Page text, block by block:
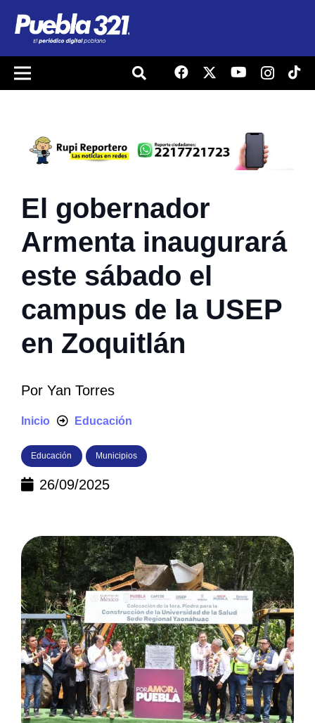
El gobernador
Armenta inaugurará
este sábado el
campus de la USEP
en Zoquitlán
Por Yan Torres
Inicio Educación
Educación Municipios
26/09/2025